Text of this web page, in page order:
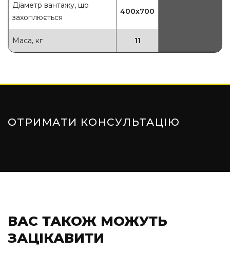
Діаметр вантажу, що
захоплюється
400х700
Маса, кг 11
ОТРИМАТИ КОНСУЛЬТАЦІЮ
ВАС ТАКОЖ МОЖУТЬ
ЗАЦІКАВИТИ